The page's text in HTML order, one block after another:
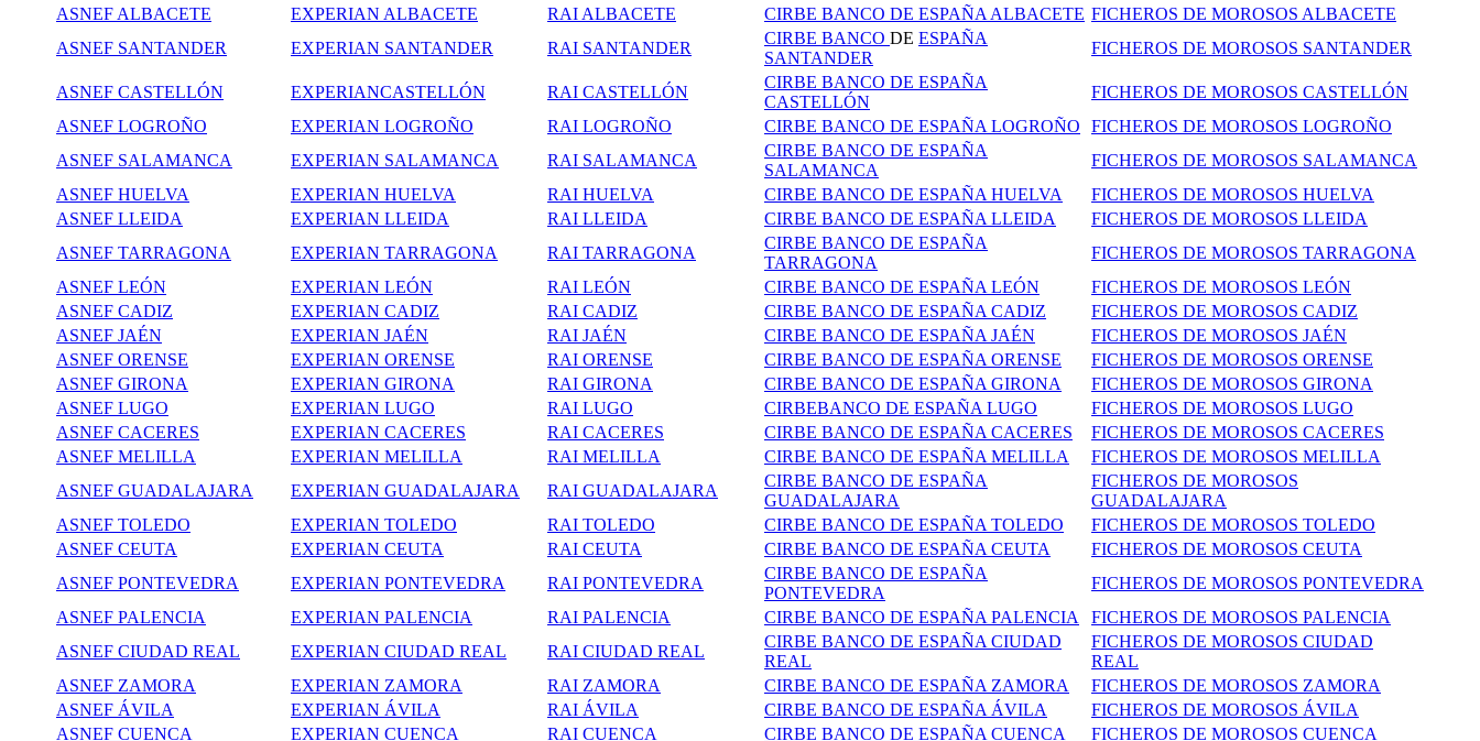
ASNEF ALBACETE
EXPERIAN ALBACETE RAI ALBACETE CIRBE BANCO DE ESPAÑA ALBACETE FICHEROS DE MOROSOS ALBACETE
ASNEF SANTANDER
EXPERIAN SANTANDER RAI SANTANDER
CIRBE BANCO DE ESPAÑA
SANTANDER
FICHEROS DE MOROSOS SANTANDER
ASNEF CASTELLÓN EXPERIANCASTELLÓN RAI CASTELLÓN
CIRBE BANCO DE ESPAÑA
CASTELLÓN
FICHEROS DE MOROSOS CASTELLÓN
ASNEF LOGROÑO
EXPERIAN LOGROÑO RAI LOGROÑO CIRBE BANCO DE ESPAÑA LOGROÑO
FICHEROS DE MOROSOS LOGROÑO
ASNEF SALAMANCA
EXPERIAN SALAMANCA RAI SALAMANCA
CIRBE BANCO DE ESPAÑA
SALAMANCA
FICHEROS DE MOROSOS SALAMANCA
ASNEF HUELVA
EXPERIAN HUELVA RAI HUELVA CIRBE BANCO DE ESPAÑA HUELVA
FICHEROS DE MOROSOS HUELVA
ASNEF LLEIDA
EXPERIAN LLEIDA RAI LLEIDA CIRBE BANCO DE ESPAÑA LLEIDA
FICHEROS DE MOROSOS LLEIDA
ASNEF TARRAGONA
EXPERIAN TARRAGONA RAI TARRAGONA
CIRBE BANCO DE ESPAÑA
TARRAGONA
FICHEROS DE MOROSOS TARRAGONA
ASNEF LEÓN
EXPERIAN LEÓN RAI LEÓN CIRBE BANCO DE ESPAÑA LEÓN
FICHEROS DE MOROSOS LEÓN
ASNEF CADIZ
EXPERIAN CADIZ RAI CADIZ CIRBE BANCO DE ESPAÑA CADIZ
FICHEROS DE MOROSOS CADIZ
ASNEF JAÉN
EXPERIAN JAÉN RAI JAÉN CIRBE BANCO DE ESPAÑA JAÉN
FICHEROS DE MOROSOS JAÉN
ASNEF ORENSE
EXPERIAN ORENSE RAI ORENSE CIRBE BANCO DE ESPAÑA ORENSE
FICHEROS DE MOROSOS ORENSE
ASNEF GIRONA
EXPERIAN GIRONA RAI GIRONA CIRBE BANCO DE ESPAÑA GIRONA
FICHEROS DE MOROSOS GIRONA
ASNEF LUGO
EXPERIAN LUGO RAI LUGO CIRBEBANCO DE ESPAÑA LUGO
FICHEROS DE MOROSOS LUGO
ASNEF CACERES
EXPERIAN CACERES RAI CACERES CIRBE BANCO DE ESPAÑA CACERES
FICHEROS DE MOROSOS CACERES
ASNEF MELILLA
EXPERIAN MELILLA RAI MELILLA CIRBE BANCO DE ESPAÑA MELILLA
FICHEROS DE MOROSOS MELILLA
ASNEF GUADALAJARA
EXPERIAN GUADALAJARA RAI GUADALAJARA
CIRBE BANCO DE ESPAÑA
GUADALAJARA
FICHEROS DE MOROSOS
GUADALAJARA
ASNEF TOLEDO
EXPERIAN TOLEDO RAI TOLEDO CIRBE BANCO DE ESPAÑA TOLEDO
FICHEROS DE MOROSOS TOLEDO
ASNEF CEUTA
EXPERIAN CEUTA RAI CEUTA CIRBE BANCO DE ESPAÑA CEUTA
FICHEROS DE MOROSOS CEUTA
ASNEF PONTEVEDRA
EXPERIAN PONTEVEDRA RAI PONTEVEDRA
CIRBE BANCO DE ESPAÑA
PONTEVEDRA
FICHEROS DE MOROSOS PONTEVEDRA
ASNEF PALENCIA
EXPERIAN PALENCIA RAI PALENCIA CIRBE BANCO DE ESPAÑA PALENCIA
FICHEROS DE MOROSOS PALENCIA
ASNEF CIUDAD REAL
EXPERIAN CIUDAD REAL RAI CIUDAD REAL
CIRBE BANCO DE ESPAÑA CIUDAD
REAL
FICHEROS DE MOROSOS CIUDAD
REAL
ASNEF ZAMORA
EXPERIAN ZAMORA RAI ZAMORA CIRBE BANCO DE ESPAÑA ZAMORA
FICHEROS DE MOROSOS ZAMORA
ASNEF ÁVILA
EXPERIAN ÁVILA RAI ÁVILA CIRBE BANCO DE ESPAÑA ÁVILA
FICHEROS DE MOROSOS ÁVILA
ASNEF CUENCA
EXPERIAN CUENCA RAI CUENCA CIRBE BANCO DE ESPAÑA CUENCA
FICHEROS DE MOROSOS CUENCA